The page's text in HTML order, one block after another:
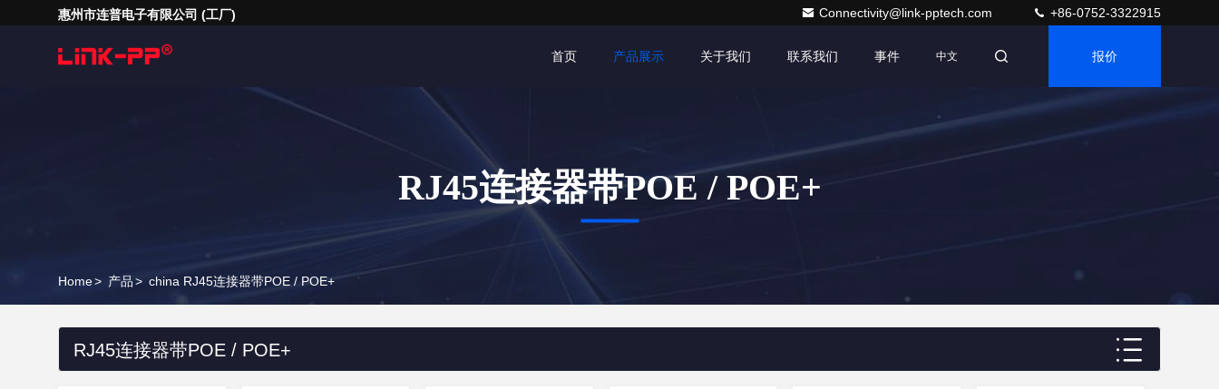
惠州市连普电子有限公司 (工厂) Connectivity@link-pptech.com +86-0752-3322915
首页 产品展示 关于我们 联系我们 事件 中文 报价
RJ45连接器带POE / POE+
Home> 产品> china RJ45连接器带POE / POE+
RJ45连接器带POE / POE+